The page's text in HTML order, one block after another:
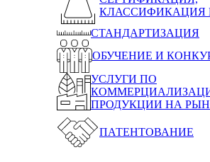
КЛАССИФИКАЦИЯ
СТАНДАРТИЗАЦИЯ
ОБУЧЕНИЕ И
УСЛУГИ ПО
ПРОДУКЦИИ НА
ПАТЕНТОВАНИЕ